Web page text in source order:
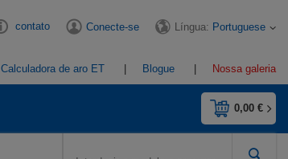
contato Conecte-se Língua: Portuguese
Calculadora de aro ET Blogue Nossa galeria
0,00 €